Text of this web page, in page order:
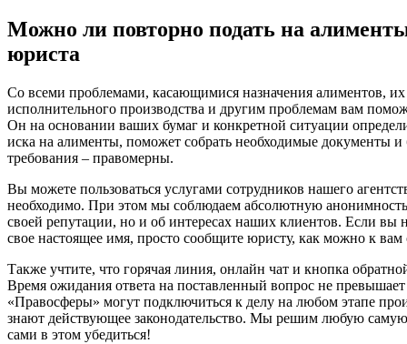
Можно ли повторно подать на
юриста
Со всеми проблемами, касающимися назначения алиментов,
исполнительного производства и другим проблемам вам
Он на основании ваших бумаг и конкретной ситуации
иска на алименты, поможет собрать необходимые документы и
требования – правомерны.
Вы можете пользоваться услугами сотрудников нашего
необходимо. При этом мы соблюдаем абсолютную
своей репутации, но и об интересах наших клиентов. Если вы
свое настоящее имя, просто сообщите юристу, как можно к вам
Также учтите, что горячая линия, онлайн чат и кнопка
Время ожидания ответа на поставленный вопрос не
«Правосферы» могут подключиться к делу на любом этапе
знают действующее законодательство. Мы решим любую
сами в этом убедиться!